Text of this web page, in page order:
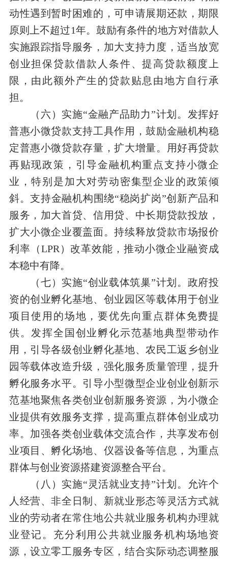
动性遇到暂时困难的，可申请展期还款，期限
原则上不超过1年。鼓励有条件的地方对借款人
实施跟踪指导服务，加大支持力度，适当放宽
创业担保贷款借款人条件、提高贷款额度上
限，由此额外产生的贷款贴息由地方自行承
担。
（六）实施“金融产品助力”计划。发挥好
普惠小微贷款支持工具作用，鼓励金融机构稳
定普惠小微贷款存量，扩大增量。用好再贷款
再贴现政策，引导金融机构重点支持小微企
业，特别是加大对劳动密集型企业的政策倾
斜。支持金融机构围绕“稳岗扩岗”创新产品和
服务，加大首贷、信用贷、中长期贷款投放，
扩大小微企业覆盖面。持续释放贷款市场报价
利率（LPR）改革效能，推动小微企业融资成
本稳中有降。
（七）实施“创业载体筑巢”计划。政府投
资的创业孵化基地、创业园区等载体用于创业
项目使用的场地，要优先向重点群体免费提
供。发挥全国创业孵化示范基地典型带动作
用，引导各级创业孵化基地、农民工返乡创业
园等载体改造升级，强化服务质量管理，提升
孵化服务水平。引导小型微型企业创业创新示
范基地聚焦各类创业创新服务资源，为小微企
业提供有效服务支撑，提高重点群体创业成功
率。加强各类创业载体交流合作，共享发布创
业项目、孵化场地、仪器设备等信息，为重点
群体与创业资源搭建资源整合平台。
（八）实施“灵活就业支持”计划。允许个
人经营、非全日制、新就业形态等灵活方式就
业的劳动者在常住地公共就业服务机构办理就
业登记。充分利用公共就业服务机构场地资
源，设立零工服务专区，结合实际动态调整服